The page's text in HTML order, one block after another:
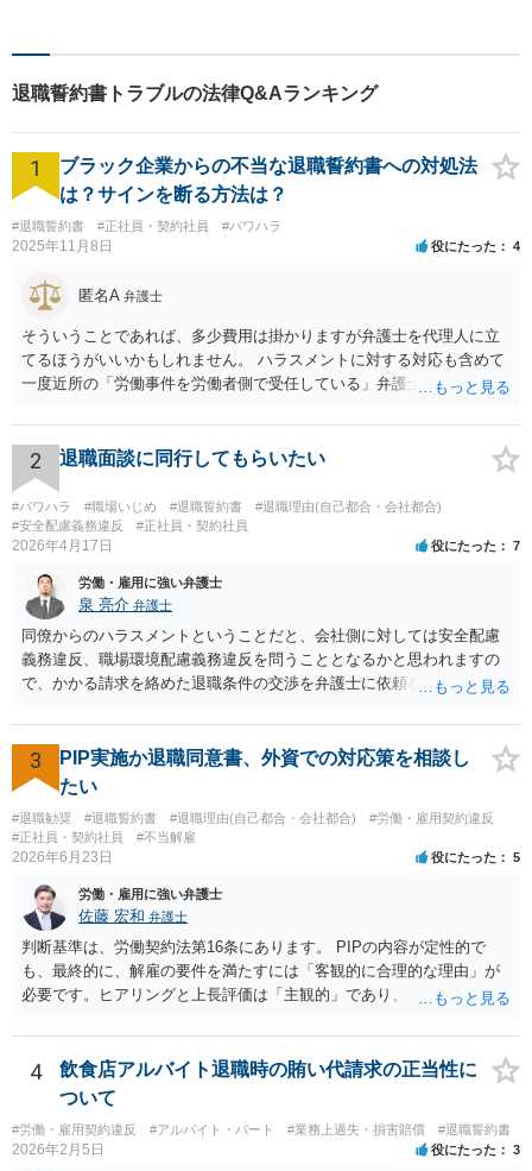
題解決後の人生も見据えてサ
ポートします。
退職誓約書トラブルの法律Q&Aランキング
1
ブラック企業からの不当な退職誓約書への対処法
は？サインを断る方法は？
#退職誓約書 #正社員・契約社員 #パワハラ
2025年11月8日 役にたった 4
匿名A 弁護士
そういうことであれば、多少費用は掛かりますが弁護士を代理人に立
てるほうがいいかもしれません。 ハラスメントに対する対応も含めて
一度近所の「労働事件を労働者側で受任している」弁護士（労働弁護
している弁護士であればなお安心です。
2 退職面談に同行してもらいたい
#パワハラ #職場いじめ #退職誓約書
#退職理由(自己都合・会社都合)
#安全配慮義務違反
#正社員・契約社員
2026年4月17日 役にたった 7
労働・雇用に強い弁護士
泉 亮介 弁護士
同僚からのハラスメントということだと、会社側に対しては安全配慮
義務違反、職場環境配慮義務違反を問うこととなるかと思われますの
で、かかる請求を絡めた退職条件の交渉を弁護士に依頼をされた方が
くなり全て弁護士が窓口となるため精神的な負担も軽くなるでしょ
う。
3
PIP実施か退職同意書、外資での対応策を相談し
たい
#退職勧奨 #退職誓約書 #退職理由(自己都合・会社都合)
#労働・雇用契約違反
#正社員・契約社員
#不当解雇
2026年6月23日 役にたった 5
労働・雇用に強い弁護士
佐藤 宏和 弁護士
判断基準は、労働契約法第16条にあります。 PIPの内容が定性的で
も、最終的に、解雇の要件を満たすには「客観的に合理的な理由」が
必要です。ヒアリングと上長評価は「主観的」であり、「客観的に合
利に使うのは難しいです。ですから、これを達成しなければ退職す
る、賃金減額を受け入れる、などの条件が自動的に発動されるもので
ない限り、PIPの定性評価が即解雇につながる可能性は高くなく、今回
のPIP自体をさほど恐れる必要はないと思います。 外資系企業は、PIP
をやれば退職させられると考えているケースが多いですが、PIPをやっ
ても、やらなくても、結局は労働契約法第16条の要件を満たさない限
4
飲食店アルバイト退職時の賄い代請求の正当性に
ついて
#労働・雇用契約違反 #アルバイト・パート #業務上過失・損害賠償 #退職誓約書
2026年2月5日 役にたった 3